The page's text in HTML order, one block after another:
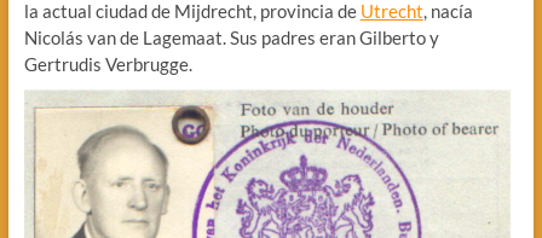
la actual ciudad de Mijdrecht, provincia de Utrecht, nacía
Nicolás van de Lagemaat. Sus padres eran Gilberto y
Gertrudis Verbrugge.